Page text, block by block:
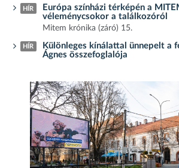
HÍR
Európa színházi térképén a
véleménycsokor a találkozóról
Mitem krónika (záró) 15.
HÍR
Különleges kínálattal ünnepelt a
Ágnes összefoglalója